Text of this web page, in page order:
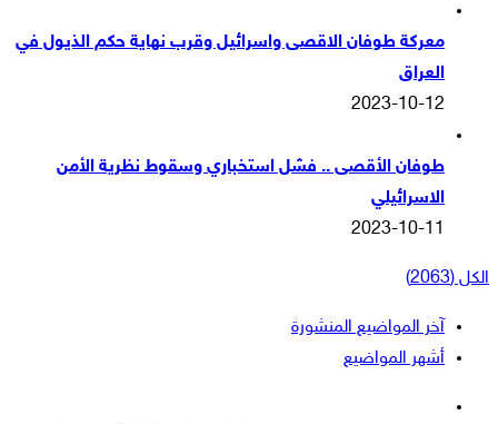
معركة طوفان الاقصى واسرائيل وقرب نهاية حكم الذيول في
العراق
2023-10-12
طوفان الأقصى .. فشل استخباري وسقوط نظرية الأمن
الاسرائيلي
2023-10-11
الكل (2063)
آخر المواضيع المنشورة
أشهر المواضيع